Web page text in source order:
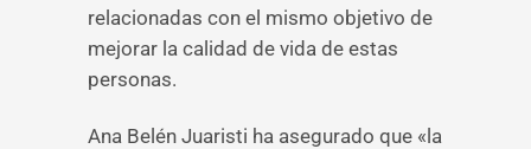
relacionadas con el mismo objetivo de
mejorar la calidad de vida de estas
personas.
Ana Belén Juaristi ha asegurado que «la